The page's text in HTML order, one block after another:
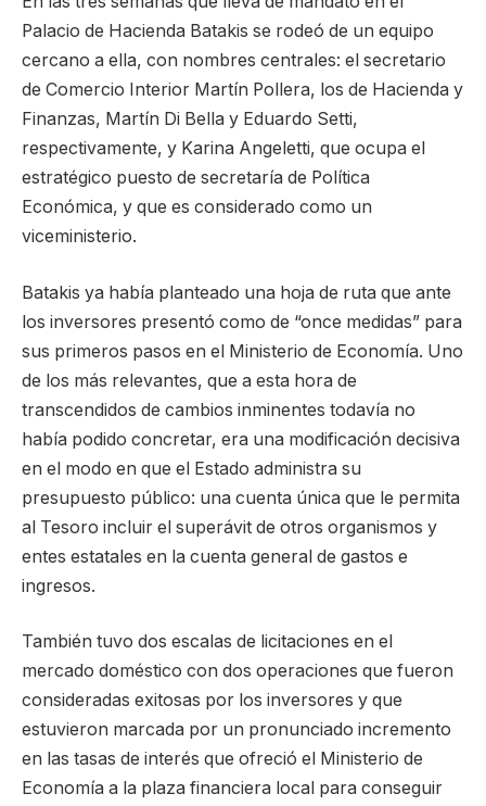
Palacio de Hacienda Batakis se rodeó de un equipo
cercano a ella, con nombres centrales: el secretario
de Comercio Interior Martín Pollera, los de Hacienda y
Finanzas, Martín Di Bella y Eduardo Setti,
respectivamente, y Karina Angeletti, que ocupa el
estratégico puesto de secretaría de Política
Económica, y que es considerado como un
viceministerio.
Batakis ya había planteado una hoja de ruta que ante
los inversores presentó como de “once medidas” para
sus primeros pasos en el Ministerio de Economía. Uno
de los más relevantes, que a esta hora de
transcendidos de cambios inminentes todavía no
había podido concretar, era una modificación decisiva
en el modo en que el Estado administra su
presupuesto público: una cuenta única que le permita
al Tesoro incluir el superávit de otros organismos y
entes estatales en la cuenta general de gastos e
ingresos.
También tuvo dos escalas de licitaciones en el
mercado doméstico con dos operaciones que fueron
consideradas exitosas por los inversores y que
estuvieron marcada por un pronunciado incremento
en las tasas de interés que ofreció el Ministerio de
Economía a la plaza financiera local para conseguir